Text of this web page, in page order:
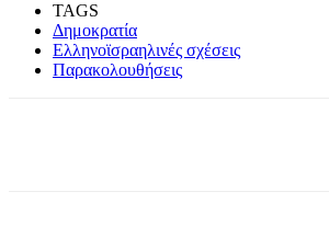
TAGS
Δημοκρατία
Ελληνοϊσραηλινές σχέσεις
Παρακολουθήσεις